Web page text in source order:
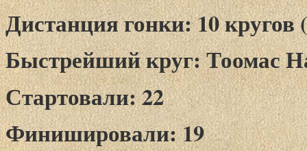
Дистанция гонки: 10 кругов
Быстрейший круг: Тоомас
Стартовали: 22
Финишировали: 19